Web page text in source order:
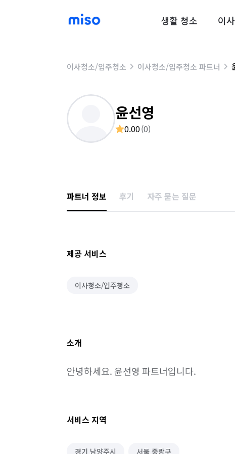
생활 청소 이
이사청소/입주청소 이사청소/입주청소 파트너
윤선영
0.00(0)
파트너 정보 후기 자주 묻는 질문
제공 서비스
이사청소/입주청소
소개
안녕하세요. 윤선영 파트너입니다.
서비스 지역
경기 남양주시 서울 중랑구